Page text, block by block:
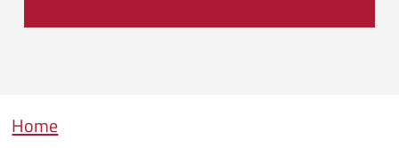
Briciole di pane
Home